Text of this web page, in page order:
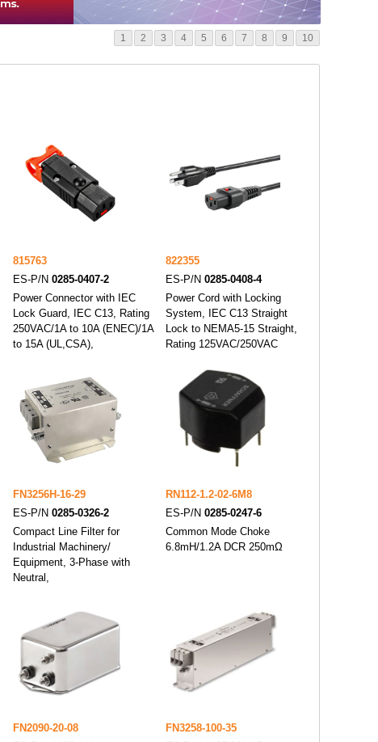
1 2 3 4 5 6 7 8 9 10
815763
ES-P/N 0285-0407-2
Power Connector with IEC
Lock Guard, IEC C13, Rating
250VAC/1A to 10A (ENEC)/1A
to 15A (UL,CSA),
822355
ES-P/N 0285-0408-4
Power Cord with Locking
System, IEC C13 Straight
Lock to NEMA5-15 Straight,
Rating 125VAC/250VAC
FN3256H-16-29
ES-P/N 0285-0326-2
Compact Line Filter for
Industrial Machinery/
Equipment, 3-Phase with
Neutral,
RN112-1.2-02-6M8
ES-P/N 0285-0247-6
Common Mode Choke
6.8mH/1.2A DCR 250mΩ
FN2090-20-08
FN3258-100-35